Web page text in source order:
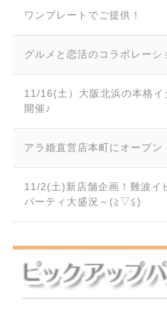
ワンプレートでご提供！
グルメと恋活のコラボレーシ
11/16(土）大阪北浜の本格
開催♪
アラ婚直営店本町にオープン
11/2(土)新店舗企画！難波イ
パーティ大盛況～(≧▽≦)